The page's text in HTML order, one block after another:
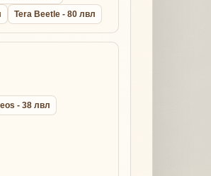
Tera Beetle - 80 лвл
- 38 лвл